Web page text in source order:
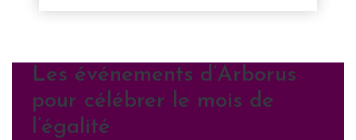
Les événements d’Arborus
pour célébrer le mois de
l’égalité